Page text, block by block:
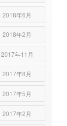
2018年6月
2018年2月
2017年11月
2017年8月
2017年5月
2017年2月